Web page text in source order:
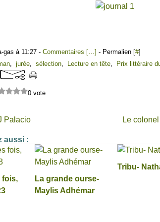
gas à 11:27 - Commentaires […] - Permalien [#]
, jurée, sélection, Lecture en tête, Prix littéraire
0 vote
Palacio Le
aussi :
fois,
La grande ourse-
Maylis Adhémar
Tribu-